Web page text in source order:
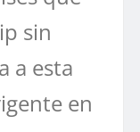
sin
a esta
en